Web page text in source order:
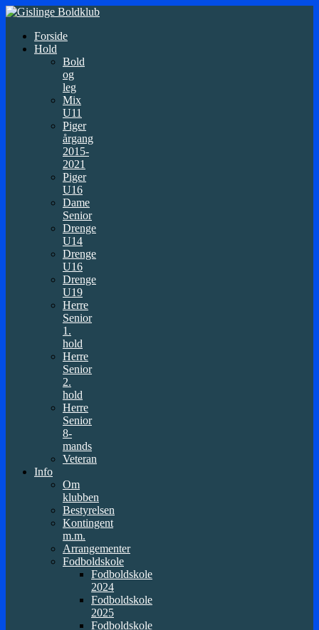
Forside
Hold
Bold
og
leg
Mix
U11
Piger
årgang
2015-
2021
Piger
U16
Dame
Senior
Drenge
U14
Drenge
U16
Drenge
U19
Herre
Senior
1.
hold
Herre
Senior
2.
hold
Herre
Senior
8-
mands
Veteran
Info
Om
klubben
Bestyrelsen
Kontingent
m.m.
Arrangementer
Fodboldskole
Fodboldskole
2024
Fodboldskole
2025
Fodboldskole